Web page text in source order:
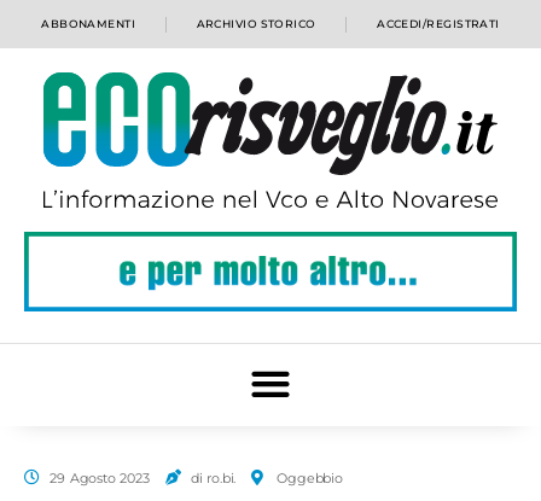
ABBONAMENTI ARCHIVIO STORICO ACCEDI/REGISTRATI
29 Agosto 2023 di ro.bi. Oggebbio